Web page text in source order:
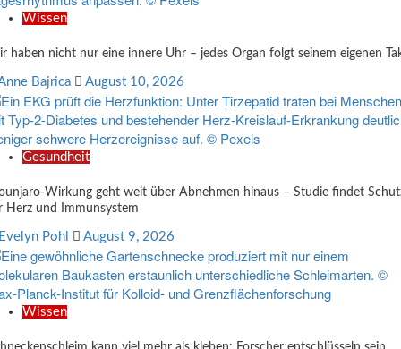
Wissen
haben nicht nur eine innere Uhr – jedes Organ folgt seinem eigenen
Bajrica August 10, 2026
Gesundheit
Wirkung geht weit über Abnehmen hinaus – Studie findet
Herz und Immunsystem
Pohl August 9, 2026
Wissen